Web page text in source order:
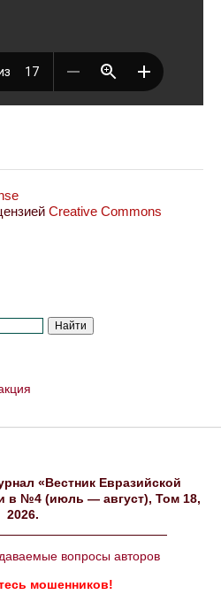
Creative Commons
«Вестник Евразийской
в №4 (июль — август), Том 18,
2026.
вопросы авторов
мошенников!